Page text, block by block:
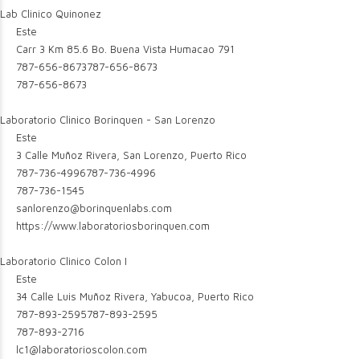
Lab Clinico Quinonez
Este
Carr 3 Km 85.6 Bo. Buena Vista Humacao 791
787-656-8673787-656-8673
787-656-8673
Laboratorio Clinico Borinquen - San Lorenzo
Este
3 Calle Muñoz Rivera, San Lorenzo, Puerto Rico
787-736-4996787-736-4996
787-736-1545
sanlorenzo@borinquenlabs.com
https://www.laboratoriosborinquen.com
Laboratorio Clinico Colon I
Este
34 Calle Luis Muñoz Rivera, Yabucoa, Puerto Rico
787-893-2595787-893-2595
787-893-2716
lc1@laboratorioscolon.com